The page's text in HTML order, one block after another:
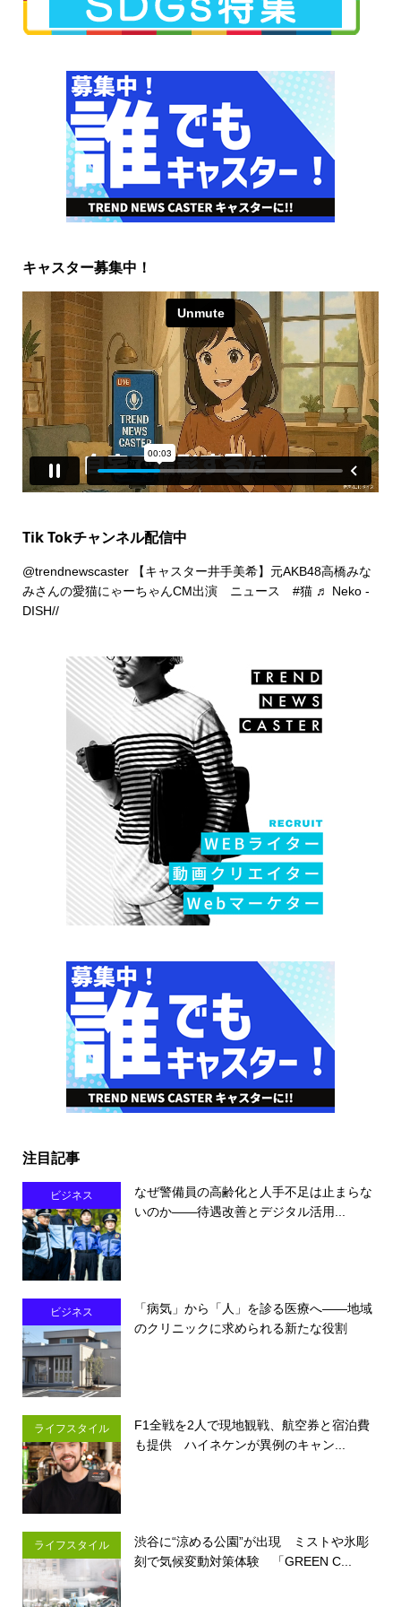
キャスター募集中！
Tik Tokチャンネル配信中
@trendnewscaster【キャスター井手美希】元AKB48高橋みな
みさんの愛猫にゃーちゃんCM出演 ニュース #猫 ♬ Neko -
DISH//
注目記事
ビジネス
なぜ警備員の高齢化と人手不足は止まらな
いのか――待遇改善とデジタル活用...
ビジネス
「病気」から「人」を診る医療へ――地域
のクリニックに求められる新たな役割
ライフスタイル
F1全戦を2人で現地観戦、航空券と宿泊費
も提供 ハイネケンが異例のキャン...
ライフスタイル
渋谷に“涼める公園”が出現 ミストや氷彫
刻で気候変動対策体験 「GREEN C...